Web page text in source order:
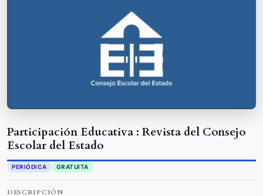
Participación Educativa : Revista del Consejo
Escolar del Estado
PERIÓDICA GRATUITA
DESCRIPCIÓN